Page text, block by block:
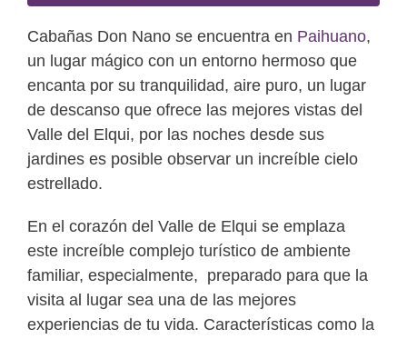
Cabañas Don Nano se encuentra en Paihuano,
un lugar mágico con un entorno hermoso que
encanta por su tranquilidad, aire puro, un lugar
de descanso que ofrece las mejores vistas del
Valle del Elqui, por las noches desde sus
jardines es posible observar un increíble cielo
estrellado.
En el corazón del Valle de Elqui se emplaza
este increíble complejo turístico de ambiente
familiar, especialmente, preparado para que la
visita al lugar sea una de las mejores
experiencias de tu vida. Características como la